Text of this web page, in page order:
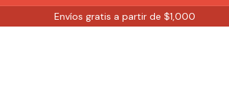
Envíos gratis a partir de $1,000